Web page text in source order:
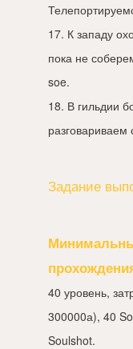
17. К западу
пока не
soe.
18. В гильдии
Задание
40 уровень,
300000а), 40
Soulshot.